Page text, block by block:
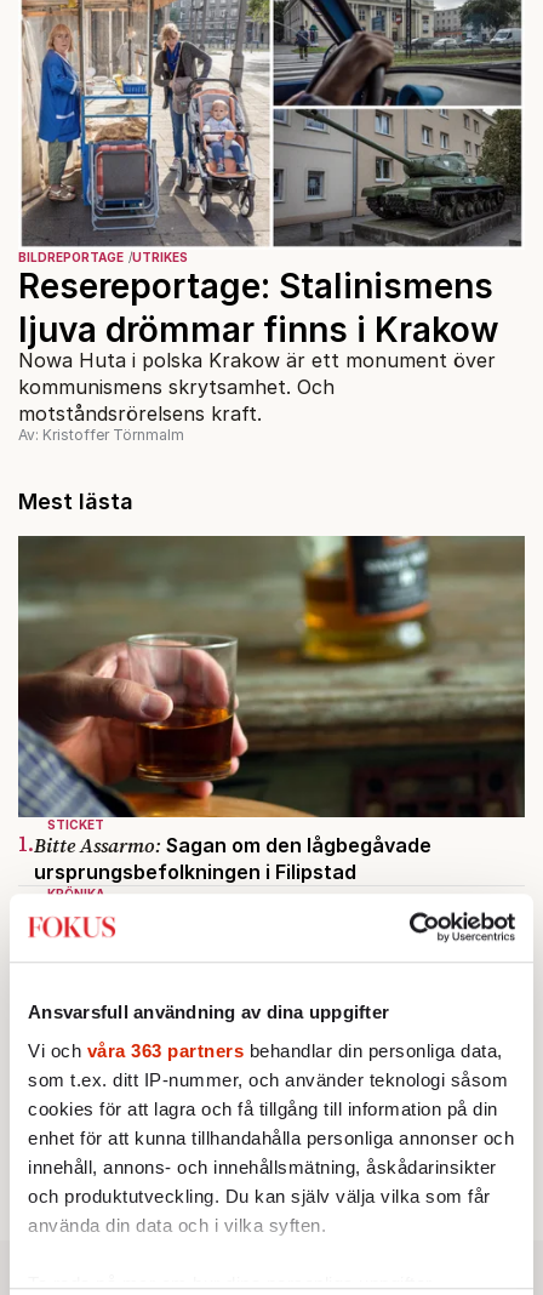
Ansvarsfull användning av dina uppgifter
Vi och våra 363 partners behandlar din personliga data,
som t.ex. ditt IP-nummer, och använder teknologi såsom
cookies för att lagra och få tillgång till information på din
enhet för att kunna tillhandahålla personliga annonser och
innehåll, annons- och innehållsmätning, åskådarinsikter
och produktutveckling. Du kan själv välja vilka som får
använda din data och i vilka syften.
Ta reda på mer om hur dina personliga uppgifter
BILDREPORTAGE UTRIKES
Resereportage: Stalinismens
ljuva drömmar finns i Krakow
Nowa Huta i polska Krakow är ett monument över
kommunismens skrytsamhet. Och
motståndsrörelsens kraft.
Av: Kristoffer Törnmalm
Mest lästa
STICKET
1.Bitte Assarmo: Sagan om den lågbegåvade
ursprungsbefolkningen i Filipstad
KRÖNIKA
2.Frans Wachtmeister:
Ja, AC är ett hot mot den
franska civilisationen
KRÖNIKA
vänstern för Agnes Wold
4.Dan Korn: Quisling, quislingar och sten i glashus
UTRIKES
5.Därför liknar Putin både tsaren och Stalin
Av: Bengt Jangfeldt
STICKET
6. Christoffer Jonsson: Inte nu igen, Vänsterpartiet!